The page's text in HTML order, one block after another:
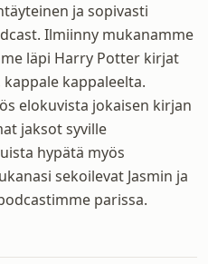
ja sopivasti
Ilmiinny mukanamme
läpi Harry Potter kirjat
kappaleelta.
elokuvista jokaisen kirjan
jaksot syville
hypätä myös
sekoilevat Jasmin ja
parissa.